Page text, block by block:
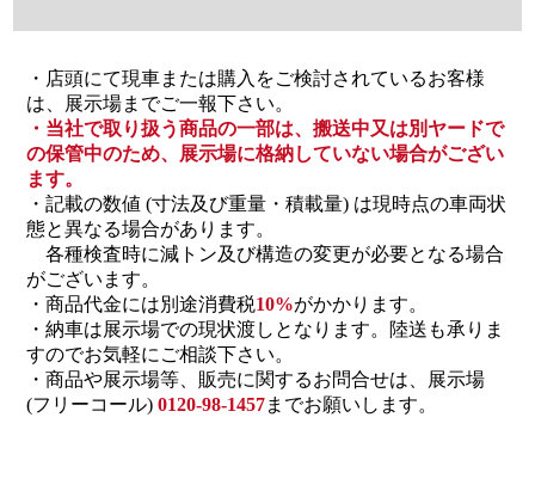
・店頭にて現車または購入をご検討されているお客様
は、展示場までご一報下さい。
・当社で取り扱う商品の一部は、搬送中又は別ヤードで
の保管中のため、展示場に格納していない場合がござい
ます。
・記載の数値 (寸法及び重量・積載量) は現時点の車両状
態と異なる場合があります。
各種検査時に減トン及び構造の変更が必要となる場合
がございます。
・商品代金には別途消費税10%がかかります。
・納車は展示場での現状渡しとなります。陸送も承りま
すのでお気軽にご相談下さい。
・商品や展示場等、販売に関するお問合せは、展示場
(フリーコール) 0120-98-1457までお願いします。